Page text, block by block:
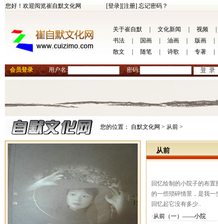
您好！欢迎阅览崔自默文化网 [登录][注册] 忘记密码？
关于崔自默 文化新闻 视频
书法
国画 油画 版画
散文
随笔 诗歌 专著
会员登录 用户名: 密码:
您的位置： 自默文化网 > 从前 >
从前
回忆绘制的小院子的布
的一些琐碎情景，是我
回忆起它没有多少..
·从前（一）——小院